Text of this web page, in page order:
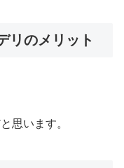
リのメリット
思います。